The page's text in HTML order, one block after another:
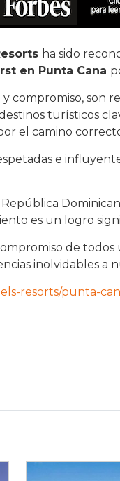
ha sido
en Punta Cana
compromiso, son
turísticos
el camino
e
es un logro
de todos
inolvidables a
resorts/punta-